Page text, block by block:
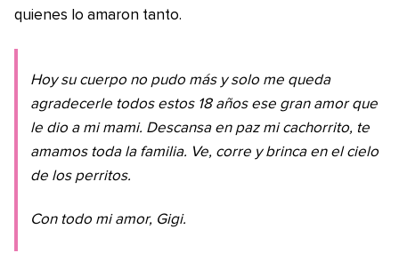
quienes lo amaron tanto.
Hoy su cuerpo no pudo más y solo me queda
agradecerle todos estos 18 años ese gran amor que
le dio a mi mami. Descansa en paz mi cachorrito, te
amamos toda la familia. Ve, corre y brinca en el cielo
de los perritos.
Con todo mi amor, Gigi.